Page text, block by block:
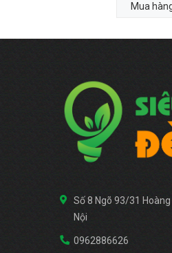
Mua
Số 8 Ngõ 93/31
Nội
0962886626